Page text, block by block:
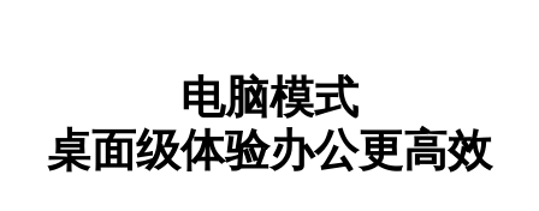
电脑模式
桌面级体验办公更高效